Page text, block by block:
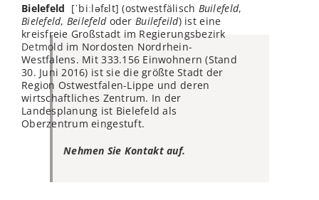
Bielefeld [ˈbiːləfɛlt] (ostwestfälisch Builefeld,
Bielefeld, Beilefeldoder Builefeild) ist eine
kreisfreie Großstadt im Regierungsbezirk
Detmold im Nordosten Nordrhein-
Westfalens. Mit 333.156 Einwohnern (Stand
30. Juni 2016) ist sie die größte Stadt der
Region Ostwestfalen-Lippe und deren
wirtschaftliches Zentrum. In der
Landesplanung ist Bielefeld als
Oberzentrum eingestuft.
Nehmen Sie Kontakt auf.